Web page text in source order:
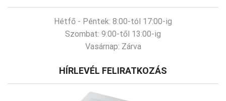
Hétfő - Péntek: 8:00-tól 17:00-ig
Szombat: 9:00-től 13:00-ig
Vasárnap: Zárva
HÍRLEVÉL FELIRATKOZÁS